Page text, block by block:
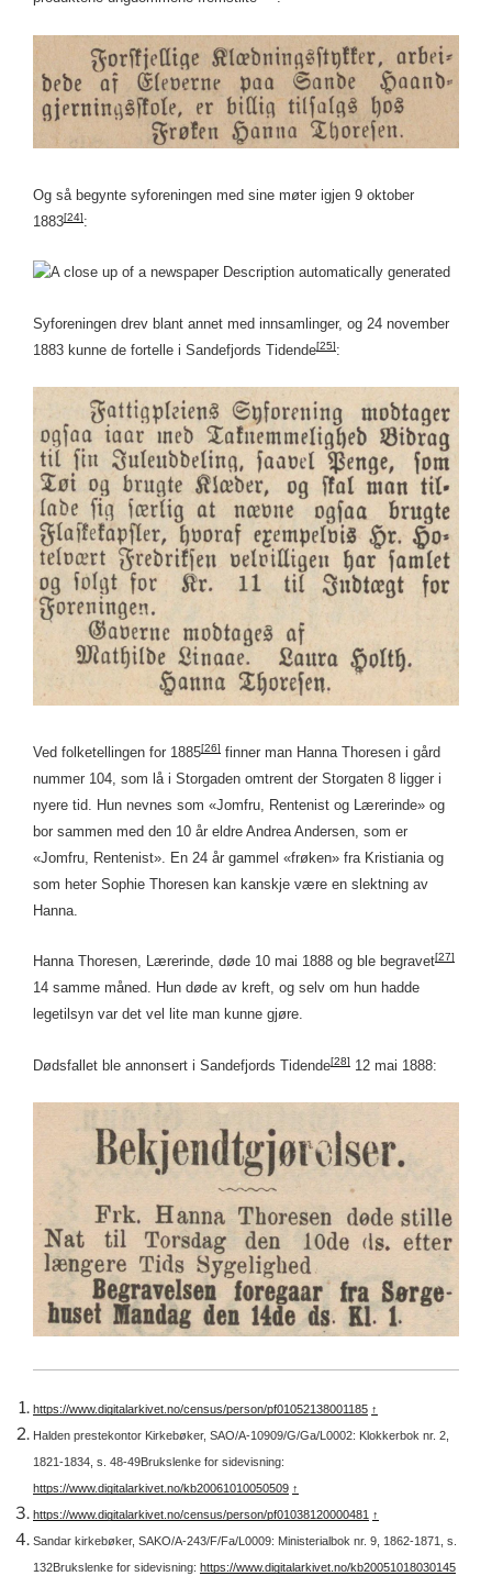
Og så begynte syforeningen med sine møter igjen 9 oktober
1883[24]:
Syforeningen drev blant annet med innsamlinger, og 24 november
1883 kunne de fortelle i Sandefjords Tidende[25]:
Ved folketellingen for 1885[26] finner man Hanna Thoresen i gård
nummer 104, som lå i Storgaden omtrent der Storgaten 8 ligger i
nyere tid. Hun nevnes som «Jomfru, Rentenist og Lærerinde» og
bor sammen med den 10 år eldre Andrea Andersen, som er
«Jomfru, Rentenist». En 24 år gammel «frøken» fra Kristiania og
som heter Sophie Thoresen kan kanskje være en slektning av
Hanna.
Hanna Thoresen, Lærerinde, døde 10 mai 1888 og ble begravet[27]
14 samme måned. Hun døde av kreft, og selv om hun hadde
legetilsyn var det vel lite man kunne gjøre.
Dødsfallet ble annonsert i Sandefjords Tidende[28] 12 mai 1888:
https://www.digitalarkivet.no/census/person/pf01052138001185 ↑
Halden prestekontor Kirkebøker, SAO/A-10909/G/Ga/L0002: Klokkerbok nr. 2,
1821-1834, s. 48-49Brukslenke for sidevisning:
https://www.digitalarkivet.no/kb20061010050509 ↑
https://www.digitalarkivet.no/census/person/pf01038120000481 ↑
Sandar kirkebøker, SAKO/A-243/F/Fa/L0009: Ministerialbok nr. 9, 1862-1871, s.
132Brukslenke for sidevisning: https://www.digitalarkivet.no/kb20051018030145